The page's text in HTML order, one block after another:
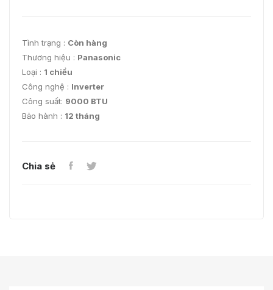
Tình trạng : Còn hàng
Thương hiệu : Panasonic
Loại : 1 chiều
Công nghệ : Inverter
Công suất: 9000 BTU
Bảo hành : 12 tháng
Chia sẻ